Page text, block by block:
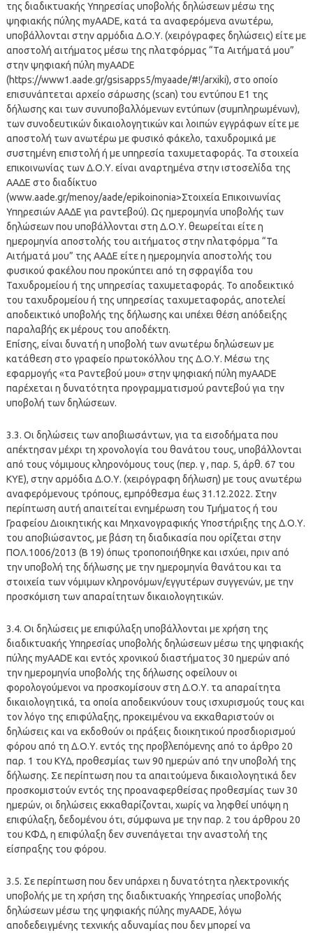
της διαδικτυακής Υπηρεσίας υποβολής δηλώσεων μέσω της
ψηφιακής πύλης myAADE, κατά τα αναφερόμενα ανωτέρω,
υποβάλλονται στην αρμόδια Δ.Ο.Υ. (χειρόγραφες δηλώσεις) είτε με
αποστολή αιτήματος μέσω της πλατφόρμας “Τα Αιτήματά μου”
στην ψηφιακή πύλη myAADE
(https://www1.aade.gr/gsisapps5/myaade/#!/arxiki), στο οποίο
επισυνάπτεται αρχείο σάρωσης (scan) του εντύπου Ε1 της
δήλωσης και των συνυποβαλλόμενων εντύπων (συμπληρωμένων),
των συνοδευτικών δικαιολογητικών και λοιπών εγγράφων είτε με
αποστολή των ανωτέρω με φυσικό φάκελο, ταχυδρομικά με
συστημένη επιστολή ή με υπηρεσία ταχυμεταφοράς. Τα στοιχεία
επικοινωνίας των Δ.Ο.Υ. είναι αναρτημένα στην ιστοσελίδα της
ΑΑΔΕ στο διαδίκτυο
(www.aade.gr/menoy/aade/epikoinonia>Στοιχεία Επικοινωνίας
Υπηρεσιών ΑΑΔΕ για ραντεβού). Ως ημερομηνία υποβολής των
δηλώσεων που υποβάλλονται στη Δ.Ο.Υ. θεωρείται είτε η
ημερομηνία αποστολής του αιτήματος στην πλατφόρμα “Τα
Αιτήματά μου” της ΑΑΔΕ είτε η ημερομηνία αποστολής του
φυσικού φακέλου που προκύπτει από τη σφραγίδα του
Ταχυδρομείου ή της υπηρεσίας ταχυμεταφοράς. Το αποδεικτικό
του ταχυδρομείου ή της υπηρεσίας ταχυμεταφοράς, αποτελεί
αποδεικτικό υποβολής της δήλωσης και υπέχει θέση απόδειξης
παραλαβής εκ μέρους του αποδέκτη.
Επίσης, είναι δυνατή η υποβολή των ανωτέρω δηλώσεων με
κατάθεση στο γραφείο πρωτοκόλλου της Δ.Ο.Υ. Μέσω της
εφαρμογής «τα Ραντεβού μου» στην ψηφιακή πύλη myAADE
παρέχεται η δυνατότητα προγραμματισμού ραντεβού για την
υποβολή των δηλώσεων.
3.3. Οι δηλώσεις των αποβιωσάντων, για τα εισοδήματα που
απέκτησαν μέχρι τη χρονολογία του θανάτου τους, υποβάλλονται
από τους νόμιμους κληρονόμους τους (περ. γ , παρ. 5, άρθ. 67 του
ΚΥΕ), στην αρμόδια Δ.Ο.Υ. (χειρόγραφη δήλωση) με τους ανωτέρω
αναφερόμενους τρόπους, εμπρόθεσμα έως 31.12.2022. Στην
περίπτωση αυτή απαιτείται ενημέρωση του Τμήματος ή του
Γραφείου Διοικητικής και Μηχανογραφικής Υποστήριξης της Δ.Ο.Υ.
του αποβιώσαντος, με βάση τη διαδικασία που ορίζεται στην
ΠΟΛ.1006/2013 (Β 19) όπως τροποποιήθηκε και ισχύει, πριν από
την υποβολή της δήλωσης με την ημερομηνία θανάτου και τα
στοιχεία των νόμιμων κληρονόμων/εγγυτέρων συγγενών, με την
προσκόμιση των απαραίτητων δικαιολογητικών.
3.4. Οι δηλώσεις με επιφύλαξη υποβάλλονται με χρήση της
διαδικτυακής Υπηρεσίας υποβολής δηλώσεων μέσω της ψηφιακής
πύλης myAADE και εντός χρονικού διαστήματος 30 ημερών από
την ημερομηνία υποβολής της δήλωσης οφείλουν οι
φορολογούμενοι να προσκομίσουν στη Δ.Ο.Υ. τα απαραίτητα
δικαιολογητικά, τα οποία αποδεικνύουν τους ισχυρισμούς τους και
τον λόγο της επιφύλαξης, προκειμένου να εκκαθαριστούν οι
δηλώσεις και να εκδοθούν οι πράξεις διοικητικού προσδιορισμού
φόρου από τη Δ.Ο.Υ. εντός της προβλεπόμενης από το άρθρο 20
παρ. 1 του ΚΥΔ, προθεσμίας των 90 ημερών από την υποβολή της
δήλωσης. Σε περίπτωση που τα απαιτούμενα δικαιολογητικά δεν
προσκομιστούν εντός της προαναφερθείσας προθεσμίας των 30
ημερών, οι δηλώσεις εκκαθαρίζονται, χωρίς να ληφθεί υπόψη η
επιφύλαξη, δεδομένου ότι, σύμφωνα με την παρ. 2 του άρθρου 20
του ΚΦΔ, η επιφύλαξη δεν συνεπάγεται την αναστολή της
είσπραξης του φόρου.
3.5. Σε περίπτωση που δεν υπάρχει η δυνατότητα ηλεκτρονικής
υποβολής με τη χρήση της διαδικτυακής Υπηρεσίας υποβολής
δηλώσεων μέσω της ψηφιακής πύλης myAADE, λόγω
αποδεδειγμένης τεχνικής αδυναμίας που δεν μπορεί να